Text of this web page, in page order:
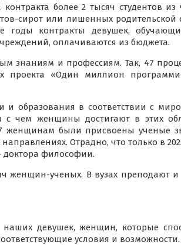
более 2 тысяч студентов из
сирот или лишенных родительской
контракты девушек,
оплачиваются из бюджета.
знаниям и профессиям. Так, 47
«Один миллион
и образования в соответствии с
с чем женщины достигают в этих
женщинам были присвоены ученые
Отрадно, что только в
доктора философии.
женщин-ученых. В вузах преподают и
наших девушек, женщин, которые
условия и возможности.